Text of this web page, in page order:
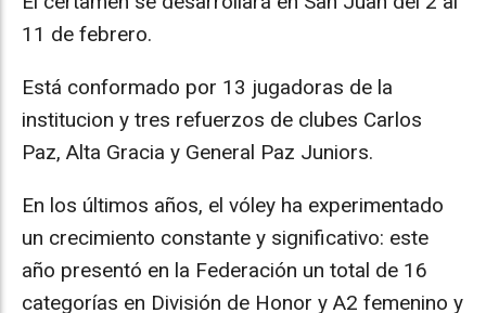
11 de febrero.
Está conformado por 13 jugadoras de la
institucion y tres refuerzos de clubes Carlos
Paz, Alta Gracia y General Paz Juniors.
En los últimos años, el vóley ha experimentado
un crecimiento constante y significativo: este
año presentó en la Federación un total de 16
categorías en División de Honor y A2 femenino y